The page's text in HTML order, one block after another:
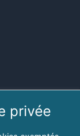
privée